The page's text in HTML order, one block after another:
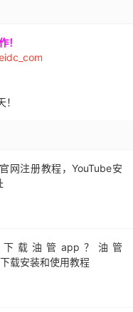
！
网注册教程，YouTube安
载油管app？油管
载安装和使用教程